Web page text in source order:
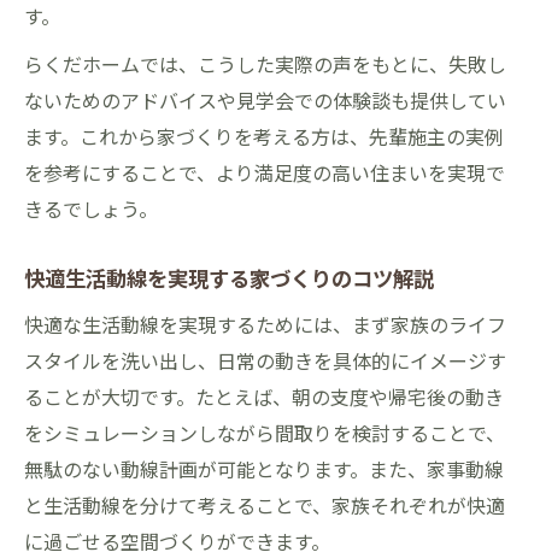
す。
らくだホームでは、こうした実際の声をもとに、失敗し
ないためのアドバイスや見学会での体験談も提供してい
ます。これから家づくりを考える方は、先輩施主の実例
を参考にすることで、より満足度の高い住まいを実現で
きるでしょう。
快適生活動線を実現する家づくりのコツ解説
快適な生活動線を実現するためには、まず家族のライフ
スタイルを洗い出し、日常の動きを具体的にイメージす
ることが大切です。たとえば、朝の支度や帰宅後の動き
をシミュレーションしながら間取りを検討することで、
無駄のない動線計画が可能となります。また、家事動線
と生活動線を分けて考えることで、家族それぞれが快適
に過ごせる空間づくりができます。